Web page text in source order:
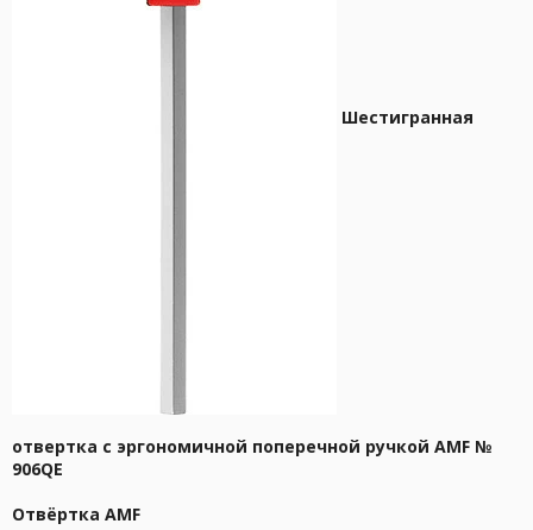
Шестигранная
отвертка с эргономичной поперечной ручкой AMF №
906QE
Отвёртка AMF